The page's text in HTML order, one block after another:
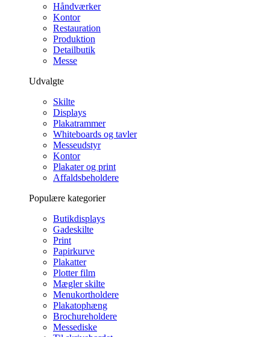
Håndværker
Kontor
Restauration
Produktion
Detailbutik
Messe
Udvalgte
Skilte
Displays
Plakatrammer
Whiteboards og tavler
Messeudstyr
Kontor
Plakater og print
Affaldsbeholdere
Populære kategorier
Butikdisplays
Gadeskilte
Print
Papirkurve
Plakatter
Plotter film
Mægler skilte
Menukortholdere
Plakatophæng
Brochureholdere
Messediske